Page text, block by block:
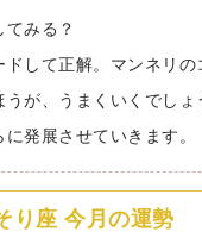
みる？
して正解。マンネリの
うが、うまくいくでしょ
発展させていきます。
り座 今月の運勢